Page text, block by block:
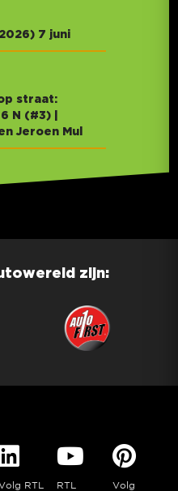
7 juni
straat:
N (#3) |
Jeroen Mul
zijn:
RTL
RTL
Volg